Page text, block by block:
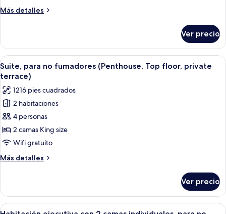
Lounge
minibar)
Más detalles
Más
para
no
fumadores
(Terrace,
access,
free
minibar)
Ver precio
Abrir
todas
las
fotos
de
Suite,
para
no
fumadores
(Penthouse,
floor,
private
terrace)
Una sala de estar moderna con un
23
Suite, para no fumadores (Penthouse, Top floor, private
terrace)
1216 pies cuadrados
2 habitaciones
4 personas
2 camas King size
Wifi gratuito
Más detalles
Más
para
no
fumadores
Ver precio
Abrir
Habitación de hotel con sofá, dos
14